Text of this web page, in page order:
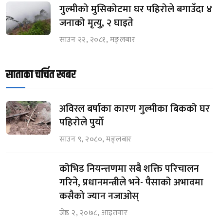
गुल्मीको मुसिकोटमा घर पहिरोले बगाउँदा ४
जनाको मृत्यु, २ घाइते
साउन २२, २०८१, मङ्लबार
साताका चर्चित खबर
अविरल बर्षाका कारण गुल्मीका बिकको घर
पहिरोले पुर्यो
साउन ९, २०८०, मङ्लबार
कोभिड नियन्त्तणमा सबै शक्ति परिचालन
गरिने, प्रधानमन्त्रीले भने- पैसाको अभावमा
कसैको ज्यान नजाओस्
जेष्ठ २, २०७८, आइतवार